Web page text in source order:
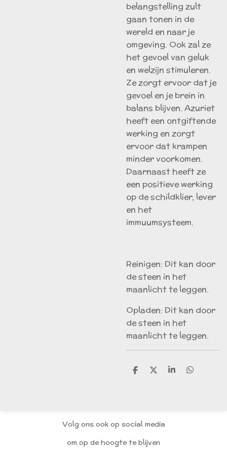
belangstelling zult
gaan tonen in de
wereld en naar je
omgeving. Ook zal ze
het gevoel van geluk
en welzijn stimuleren.
Ze zorgt ervoor dat je
gevoel en je brein in
balans blijven. Azuriet
heeft een ontgiftende
werking en zorgt
ervoor dat krampen
minder voorkomen.
Daarnaast heeft ze
een positieve werking
op de schildklier, lever
en het
immuumsysteem.
Reinigen: Dit kan door
de steen in het
maanlicht te leggen.
Opladen: Dit kan door
de steen in het
maanlicht te leggen.
D
D
S
D
Volg ons ook op social media
om op de hoogte te blijven